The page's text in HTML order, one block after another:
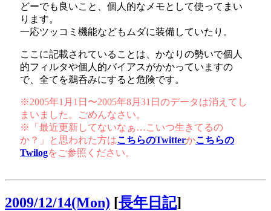
どーでも良いこと、個人的なメモとして使ってまい
ります。
一応ツッコミ機能などもムダに装備していたり。
ここに記載されていることは、かなりの勢いで個人
的フィルタや個人的バイアスがかかっていますの
で、全てを鵜呑みにすると危険です。
※2005年1月1日〜2005年8月31日のデータは消えてし
まいました。ごめんなさい。
※「最近更新してないなぁ…こいつ生きてるの
か？」と思われた方はこちらのTwitterかこちらの
Twilogをご参照ください。
2009/12/14(Mon) [長年日記]